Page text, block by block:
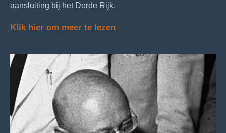
aansluiting bij het Derde Rijk.
Klik hier om meer te lezen